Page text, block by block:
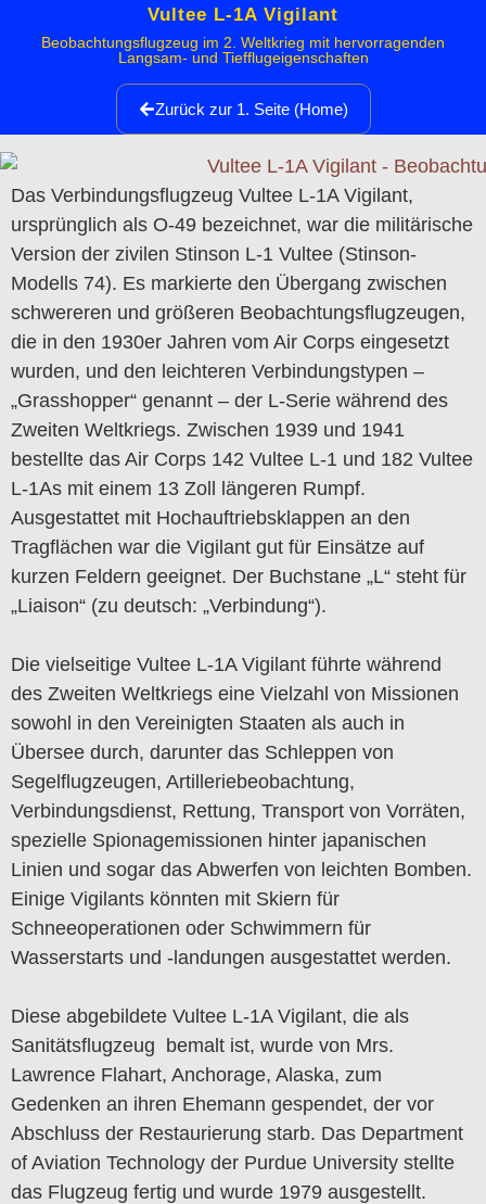
Vultee L-1A Vigilant
Beobachtungsflugzeug im 2. Weltkrieg mit hervorragenden
Langsam- und Tiefflugeigenschaften
Zurück zur 1. Seite (Home)
Das Verbindungsflugzeug Vultee L-1A Vigilant,
ursprünglich als O-49 bezeichnet, war die militärische
Version der zivilen Stinson L-1 Vultee (Stinson-
Modells 74). Es markierte den Übergang zwischen
schwereren und größeren Beobachtungsflugzeugen,
die in den 1930er Jahren vom Air Corps eingesetzt
wurden, und den leichteren Verbindungstypen –
„Grasshopper“ genannt – der L-Serie während des
Zweiten Weltkriegs. Zwischen 1939 und 1941
bestellte das Air Corps 142 Vultee L-1 und 182 Vultee
L-1As mit einem 13 Zoll längeren Rumpf.
Ausgestattet mit Hochauftriebsklappen an den
Tragflächen war die Vigilant gut für Einsätze auf
kurzen Feldern geeignet. Der Buchstane „L“ steht für
„Liaison“ (zu deutsch: „Verbindung“).
Die vielseitige Vultee L-1A Vigilant führte während
des Zweiten Weltkriegs eine Vielzahl von Missionen
sowohl in den Vereinigten Staaten als auch in
Übersee durch, darunter das Schleppen von
Segelflugzeugen, Artilleriebeobachtung,
Verbindungsdienst, Rettung, Transport von Vorräten,
spezielle Spionagemissionen hinter japanischen
Linien und sogar das Abwerfen von leichten Bomben.
Einige Vigilants könnten mit Skiern für
Schneeoperationen oder Schwimmern für
Wasserstarts und -landungen ausgestattet werden.
Diese abgebildete Vultee L-1A Vigilant, die als
Sanitätsflugzeug bemalt ist, wurde von Mrs.
Lawrence Flahart, Anchorage, Alaska, zum
Gedenken an ihren Ehemann gespendet, der vor
Abschluss der Restaurierung starb. Das Department
of Aviation Technology der Purdue University stellte
das Flugzeug fertig und wurde 1979 ausgestellt.